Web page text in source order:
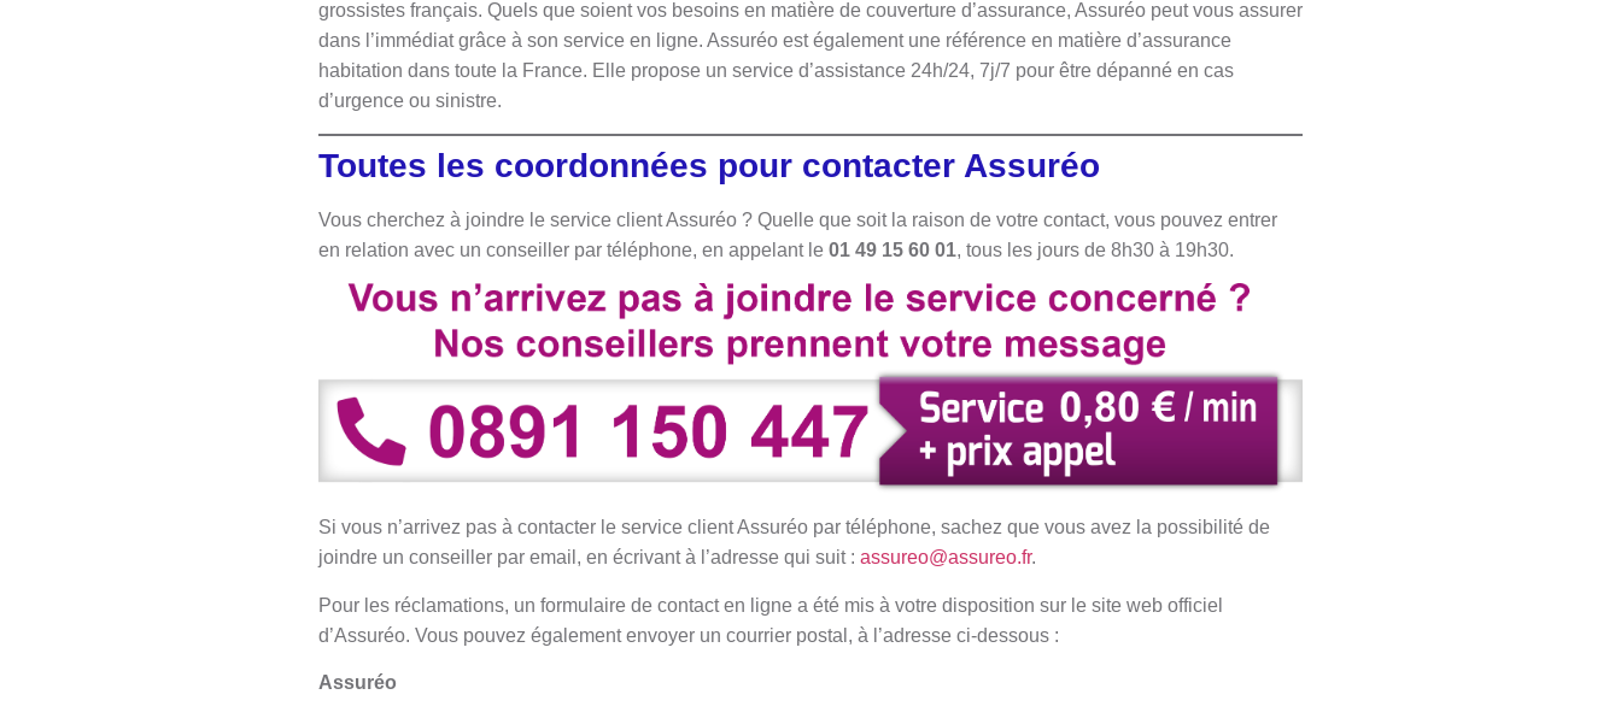
grossistes français. Quels que soient vos besoins en matière de couverture d’assurance, Assuréo peut vous assurer
dans l’immédiat grâce à son service en ligne. Assuréo est également une référence en matière d’assurance
habitation dans toute la France. Elle propose un service d’assistance 24h/24, 7j/7 pour être dépanné en cas
d’urgence ou sinistre.
Toutes les coordonnées pour contacter Assuréo
Vous cherchez à joindre le service client Assuréo ? Quelle que soit la raison de votre contact, vous pouvez entrer
en relation avec un conseiller par téléphone, en appelant le 01 49 15 60 01, tous les jours de 8h30 à 19h30.
Si vous n’arrivez pas à contacter le service client Assuréo par téléphone, sachez que vous avez la possibilité de
joindre un conseiller par email, en écrivant à l’adresse qui suit : assureo@assureo.fr.
Pour les réclamations, un formulaire de contact en ligne a été mis à votre disposition sur le site web officiel
d’Assuréo. Vous pouvez également envoyer un courrier postal, à l’adresse ci-dessous :
Assuréo